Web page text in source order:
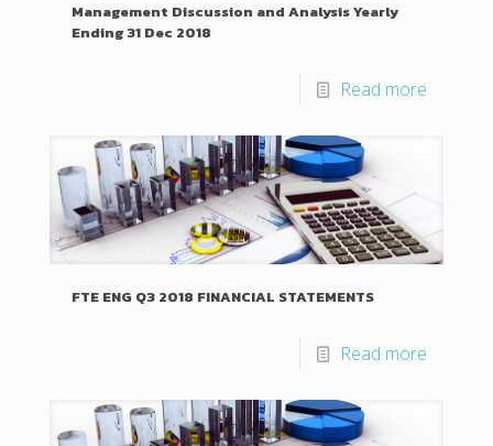
Management Discussion and Analysis Yearly
Ending 31 Dec 2018
Read more
FTE ENG Q3 2018 FINANCIAL STATEMENTS
Read more